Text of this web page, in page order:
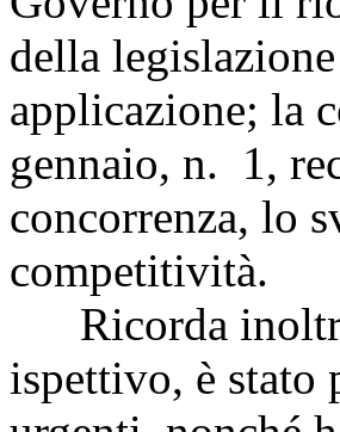
della
applicazione; la
gennaio, n. 1,
concorrenza, lo
competitività.
Ricorda inoltre
ispettivo, è stato